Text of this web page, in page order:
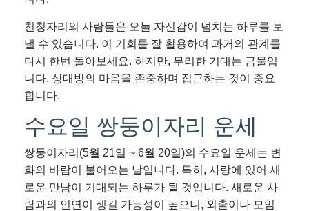
천칭자리의 사람들은 오늘 자신감이 넘치는 하루를 보
낼 수 있습니다. 이 기회를 잘 활용하여 과거의 관계를
다시 한번 돌아보세요. 하지만, 무리한 기대는 금물입
니다. 상대방의 마음을 존중하며 접근하는 것이 중요
합니다.
수요일 쌍둥이자리 운세
쌍둥이자리(5월 21일 ~ 6월 20일)의 수요일 운세는 변
화의 바람이 불어오는 날입니다. 특히, 사랑에 있어 새
로운 만남이 기대되는 하루가 될 것입니다. 새로운 사
람과의 인연이 생길 가능성이 높으니, 외출이나 모임